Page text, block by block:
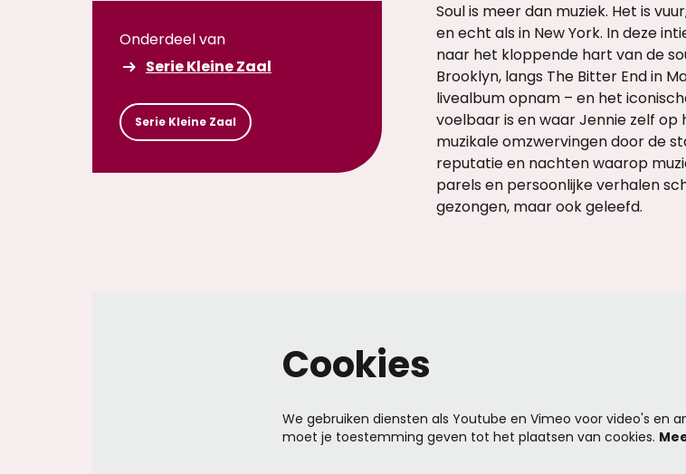
Soul is meer dan muziek. Het is
en echt als in New York. In deze
naar het kloppende hart van de
Brooklyn, langs The Bitter End in
livealbum opnam – en het
voelbaar is en waar Jennie zelf
muzikale omzwervingen door de
reputatie en nachten waarop
parels en persoonlijke verhalen
gezongen, maar ook geleefd.
Onderdeel van
Serie Kleine Zaal
Serie Kleine Zaal
Cookies
We gebruiken diensten als Youtube en Vimeo voor video's en
moet je toestemming geven tot het plaatsen van cookies.